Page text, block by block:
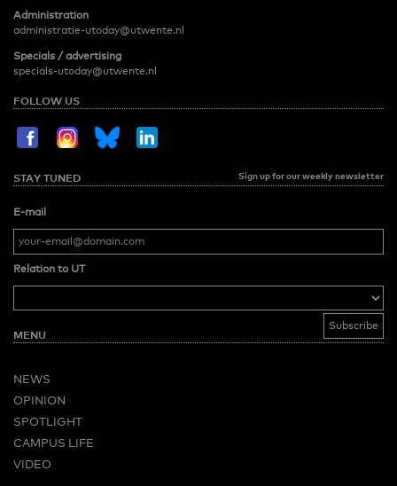
Administration
administratie-utoday@utwente.nl
Specials / advertising
specials-utoday@utwente.nl
FOLLOW US
STAY TUNED Sign up for our weekly newsletter
E-mail
Relation to UT
MENU
NEWS
OPINION
SPOTLIGHT
CAMPUS LIFE
VIDEO